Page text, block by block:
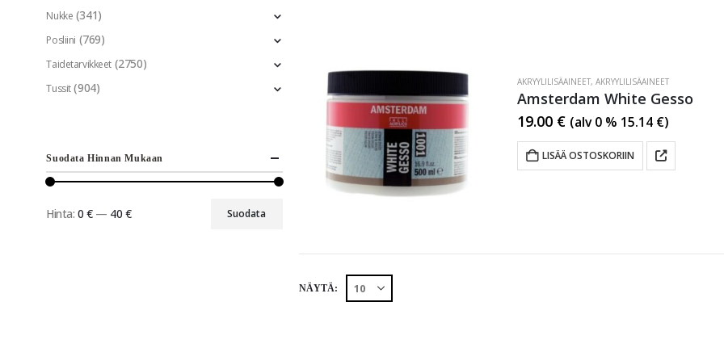
AKRYYLILISÄAINEET, AKRYYLILISÄAINEET
Amsterdam White Gesso
19.00 € (alv 0 % 15.14 €)
LISÄÄ OSTOSKORIIN
NÄYTÄ:
Nukke (341)
Posliini (769)
Taidetarvikkeet (2750)
Tussit (904)
Suodata Hinnan Mukaan
Suodata
Hinta: 0 €— 40 €